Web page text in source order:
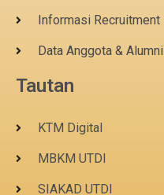
Informasi Recruitment
Data Anggota & Alumni
Tautan
KTM Digital
MBKM UTDI
SIAKAD UTDI